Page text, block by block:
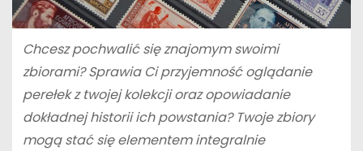
Chcesz pochwalić się znajomym swoimi
zbiorami? Sprawia Ci przyjemność oglądanie
perełek z twojej kolekcji oraz opowiadanie
dokładnej historii ich powstania? Twoje zbiory
mogą stać się elementem integralnie